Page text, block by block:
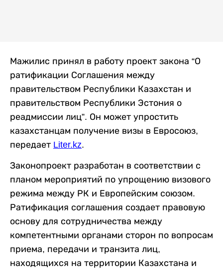
Мажилис принял в работу проект закона “О
ратификации Соглашения между
правительством Республики Казахстан и
правительством Республики Эстония о
реадмиссии лиц”. Он может упростить
казахстанцам получение визы в Евросоюз,
передает Liter.kz.
Законопроект разработан в соответствии с
планом мероприятий по упрощению визового
режима между РК и Европейским союзом.
Ратификация соглашения создает правовую
основу для сотрудничества между
компетентными органами сторон по вопросам
приема, передачи и транзита лиц,
находящихся на территории Казахстана и